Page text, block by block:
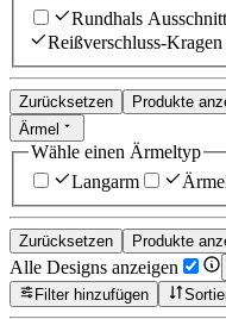
Rundhals Ausschnitt
Reißverschluss-Kragen
Zurücksetzen
Produkte
Ärmel
Wähle einen Ärmeltyp
Langarm
Zurücksetzen Produkte
Alle Designs anzeigen
Filter hinzufügen